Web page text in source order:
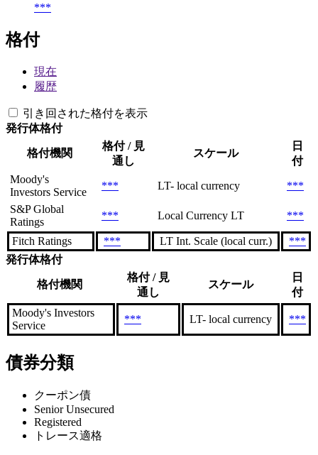
***
格付
現在
履歴
引き回された格付を表示
発行体格付
格付機関
格付 / 見
通し
スケール
日
付
Moody's
Investors Service
*** LT- local currency
***
S&P Global
Ratings
*** Local Currency LT ***
Fitch Ratings *** LT Int. Scale (local curr.)
***
発行体格付
格付機関
格付 / 見
通し
スケール
日
付
Moody's Investors
Service
*** LT- local currency ***
債券分類
クーポン債
Senior Unsecured
Registered
トレース適格